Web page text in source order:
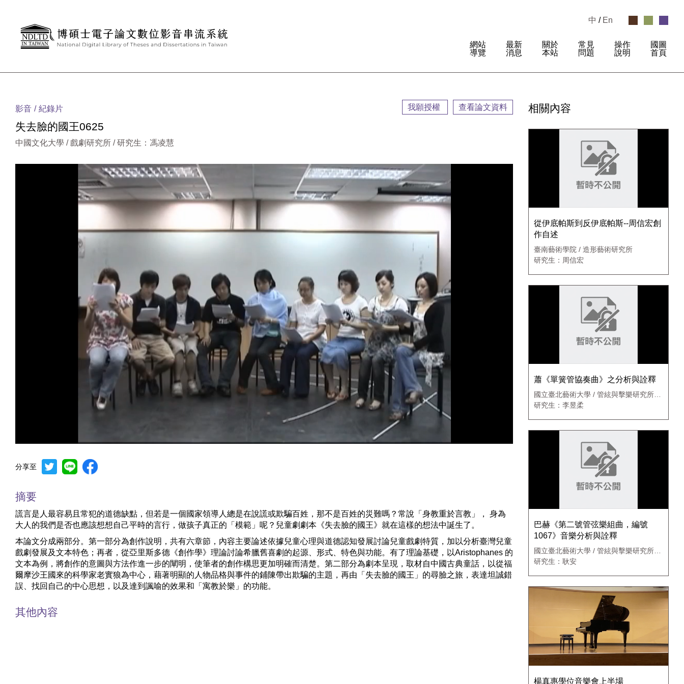
網站
導覽
最新
消息
關於
本站
常見
問題
操作
說明
國圖
首頁
中 / En
影音 紀錄片
失去臉的國王0625
中國文化大學 / 戲劇研究所 / 研究生：馮凌慧
我願授權 查看論文資料
分享至
摘要
謊言是人最容易且常犯的道德缺點，但若是一個國家領導人總是在說謊或欺騙百姓，那不是百姓的災難嗎？常說「身教重於言教」， 身為
大人的我們是否也應該想想自己平時的言行，做孩子真正的「模範」呢？兒童劇劇本《失去臉的國王》就在這樣的想法中誕生了。
本論文分成兩部分。第一部分為創作說明，共有六章節，內容主要論述依據兒童心理與道德認知發展討論兒童戲劇特質，加以分析臺灣兒童
戲劇發展及文本特色；再者，從亞里斯多德《創作學》理論討論希臘舊喜劇的起源、形式、特色與功能。有了理論基礎，以Aristophanes 的
文本為例，將創作的意圖與方法作進一步的闡明，使筆者的創作構思更加明確而清楚。第二部分為劇本呈現，取材自中國古典童話，以從福
爾摩沙王國來的科學家老實狼為中心，藉著明顯的人物品格與事件的鋪陳帶出欺騙的主題，再由「失去臉的國王」的尋臉之旅，表達坦誠錯
誤、找回自己的中心思想，以及達到諷喻的效果和「寓教於樂」的功能。
其他內容
相關內容
從伊底帕斯到反伊底帕斯--周信宏創
作自述
臺南藝術學院 / 造形藝術研究所
研究生：周信宏
蕭《單簧管協奏曲》之分析與詮釋
國立臺北藝術大學 / 管絃與擊樂研究所管
樂組
研究生：李昱柔
巴赫《第二號管弦樂組曲，編號
1067》音樂分析與詮釋
國立臺北藝術大學 / 管絃與擊樂研究所管
樂組
研究生：耿安
楊真惠學位音樂會上半場